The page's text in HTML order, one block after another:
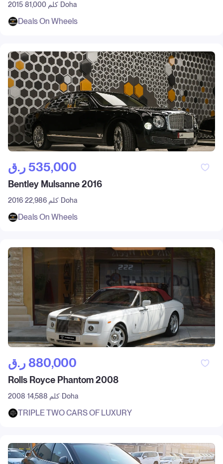
2015 81,000 كلم Doha
Deals On Wheels
ر.ق‎ 535,000
Bentley Mulsanne 2016
2016 22,986 كلم Doha
Deals On Wheels
ر.ق‎ 880,000
Rolls Royce Phantom 2008
2008 14,588 كلم Doha
TRIPLE TWO CARS OF LUXURY